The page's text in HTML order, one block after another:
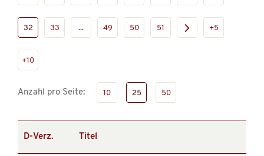
32 33 ... 49 50 51 +5
+10
Anzahl pro Seite: 10 25 50
D-Verz. Titel